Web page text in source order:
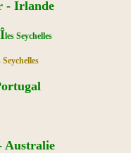
les Seychelles
Australie